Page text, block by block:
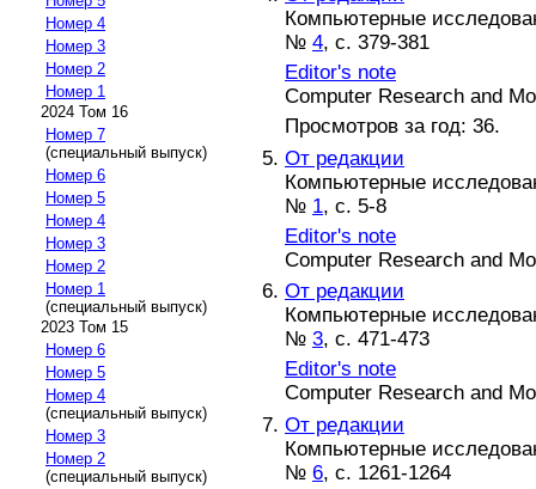
Номер 4
Номер 3
Номер 2
Номер 1
2024 Том 16
Номер 7
(специальный выпуск)
Номер 6
Номер 5
Номер 4
Номер 3
Номер 2
Номер 1
(специальный выпуск)
2023 Том 15
Номер 6
Номер 5
Номер 4
(специальный выпуск)
Номер 3
Номер 2
(специальный выпуск)
Компьютерные
№ 4, с. 379-381
Editor's note
Computer Research and
Просмотров за год: 36.
От редакции
Компьютерные
№ 1, с. 5-8
Editor's note
Computer Research and
От редакции
Компьютерные
№ 3, с. 471-473
Editor's note
Computer Research and
От редакции
Компьютерные
№ 6, с. 1261-1264